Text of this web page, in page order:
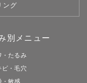
ング
別メニュー​​
・たるみ
ビ・毛穴
・敏感